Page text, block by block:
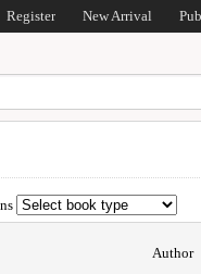
Register New Arrival
Author